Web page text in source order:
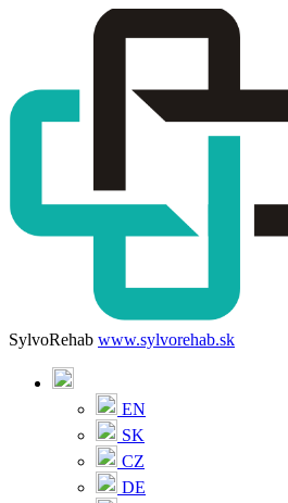
SylvoRehab www.sylvorehab.sk
EN
SK
CZ
DE